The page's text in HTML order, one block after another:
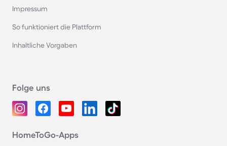
Impressum
So funktioniert die Plattform
Inhaltliche Vorgaben
Folge uns
HomeToGo-Apps